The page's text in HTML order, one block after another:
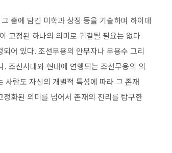
춤에 담긴 미학과 상징 등을 기술하며 하이데
고정된 하나의 의미로 귀결될 필요는 없다
어 있다. 조선무용의 안무자나 무용수 그리
조선시대와 현대에 연행되는 조선무용의 의
사람도 자신의 개별적 특성에 따라 그 존재
화된 의미를 넘어서 존재의 진리를 탐구한